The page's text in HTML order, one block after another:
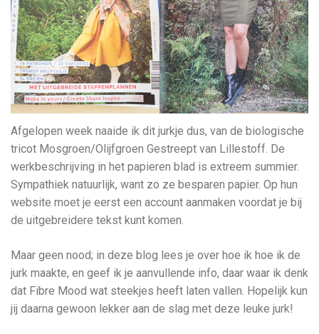
Afgelopen week naaide ik dit jurkje dus, van de biologische
tricot Mosgroen/Olijfgroen Gestreept van Lillestoff. De
werkbeschrijving in het papieren blad is extreem summier.
Sympathiek natuurlijk, want zo ze besparen papier. Op hun
website moet je eerst een account aanmaken voordat je bij
de uitgebreidere tekst kunt komen.
Maar geen nood; in deze blog lees je over hoe ik hoe ik de
jurk maakte, en geef ik je aanvullende info, daar waar ik denk
dat Fibre Mood wat steekjes heeft laten vallen. Hopelijk kun
jij daarna gewoon lekker aan de slag met deze leuke jurk!